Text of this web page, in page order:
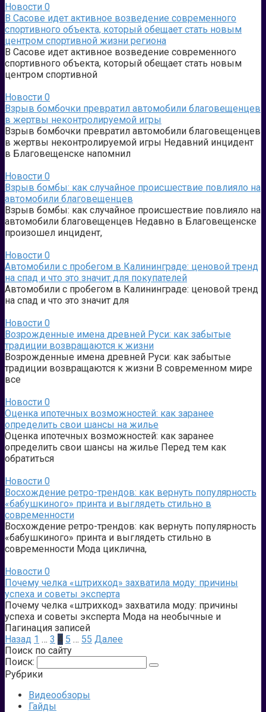
Новости 0
В Сасове идет активное возведение современного
спортивного объекта, который обещает стать новым
центром спортивной жизни региона
В Сасове идет активное возведение современного
спортивного объекта, который обещает стать новым
центром спортивной
Новости 0
Взрыв бомбочки превратил автомобили благовещенцев
в жертвы неконтролируемой игры
Взрыв бомбочки превратил автомобили благовещенцев
в жертвы неконтролируемой игры Недавний инцидент
в Благовещенске напомнил
Новости 0
Взрыв бомбы: как случайное происшествие повлияло на
автомобили благовещенцев
Взрыв бомбы: как случайное происшествие повлияло на
автомобили благовещенцев Недавно в Благовещенске
произошел инцидент,
Новости 0
Автомобили с пробегом в Калининграде: ценовой тренд
на спад и что это значит для покупателей
Автомобили с пробегом в Калининграде: ценовой тренд
на спад и что это значит для
Новости 0
Возрожденные имена древней Руси: как забытые
традиции возвращаются к жизни
Возрожденные имена древней Руси: как забытые
традиции возвращаются к жизни В современном мире
все
Новости 0
Оценка ипотечных возможностей: как заранее
определить свои шансы на жилье
Оценка ипотечных возможностей: как заранее
определить свои шансы на жилье Перед тем как
обратиться
Новости 0
Восхождение ретро-трендов: как вернуть популярность
«бабушкиного» принта и выглядеть стильно в
современности
Восхождение ретро-трендов: как вернуть популярность
«бабушкиного» принта и выглядеть стильно в
современности Мода циклична,
Новости 0
Почему челка «штрихкод» захватила моду: причины
успеха и советы эксперта
Почему челка «штрихкод» захватила моду: причины
успеха и советы эксперта Мода на необычные и
Пагинация записей
Назад 1 … 3 4 5 … 55 Далее
Поиск по сайту
Поиск:
Рубрики
Видеообзоры
Гайды